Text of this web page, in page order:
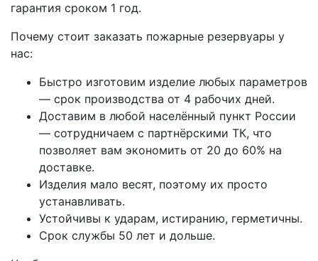
гарантия сроком 1 год.
Почему стоит заказать пожарные резервуары у
нас:
Быстро изготовим изделие любых параметров
— срок производства от 4 рабочих дней.
Доставим в любой населённый пункт России
— сотрудничаем с партнёрскими ТК, что
позволяет вам экономить от 20 до 60% на
доставке.
Изделия мало весят, поэтому их просто
устанавливать.
Устойчивы к ударам, истиранию, герметичны.
Срок службы 50 лет и дольше.